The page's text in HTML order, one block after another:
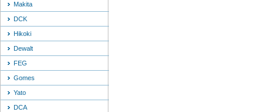
Makita
DCK
Hikoki
Dewalt
FEG
Gomes
Yato
DCA